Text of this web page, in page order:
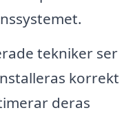
tekniker ser
korrekt
deras